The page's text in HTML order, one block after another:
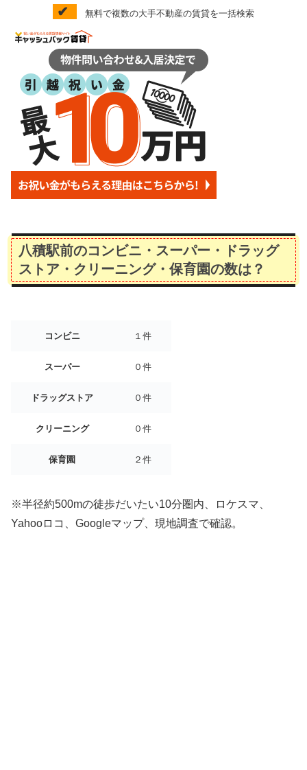
✔ 無料で複数の大手不動産の賃貸を一括検索
八積駅前のコンビニ・スーパー・ドラッグ
ストア・クリーニング・保育園の数は？
コンビニ １件
スーパー ０件
ドラッグストア ０件
クリーニング ０件
保育園 ２件
※半径約500mの徒歩だいたい10分圏内、ロケスマ、
Yahooロコ、Googleマップ、現地調査で確認。